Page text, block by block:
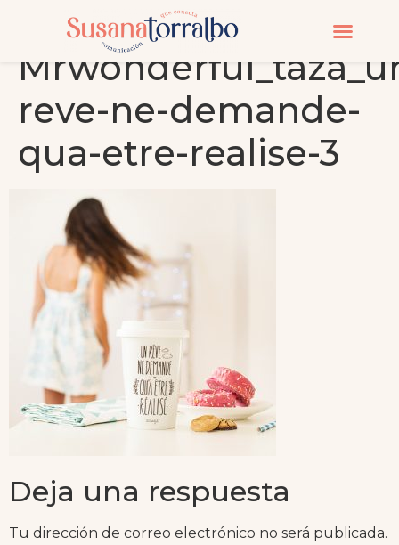
reve-ne-demande-
qua-etre-realise-3
Deja una respuesta
Tu dirección de correo electrónico no será publicada.